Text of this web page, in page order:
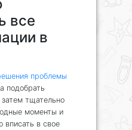
все
в
проблемы
подобрать
тщательно
моменты и
вписать в свое